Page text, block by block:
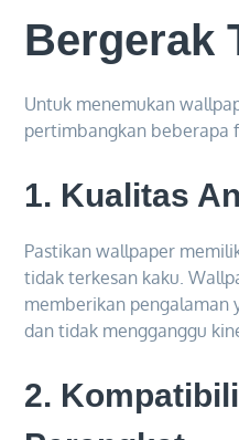
Bergerak
Untuk menemukan
pertimbangkan beberapa
1. Kualitas
Pastikan wallpaper
tidak terkesan kaku.
memberikan pengalaman
dan tidak mengganggu
2.